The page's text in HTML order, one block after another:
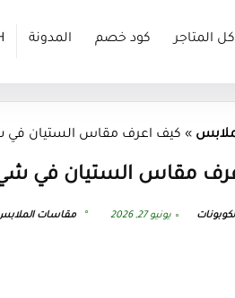
المتاجر كود خصم المدونة
» كيف اعرف مقاس الستيان في شي
مقاس الستيان في شي
يونيو 27, 2026 مقاسات